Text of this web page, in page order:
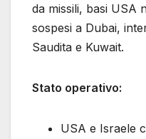
da missili, basi USA
sospesi a Dubai,
Saudita e Kuwait.
Stato operativo:
USA e Israele